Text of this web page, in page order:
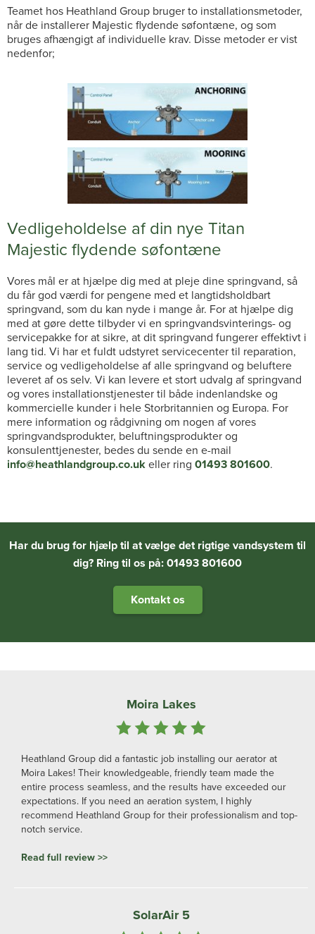
Teamet hos Heathland Group bruger to installationsmetoder,
når de installerer Majestic flydende søfontæne, og som
bruges afhængigt af individuelle krav. Disse metoder er vist
nedenfor;
Vedligeholdelse af din nye Titan
Majestic flydende søfontæne
Vores mål er at hjælpe dig med at pleje dine springvand, så
du får god værdi for pengene med et langtidsholdbart
springvand, som du kan nyde i mange år. For at hjælpe dig
med at gøre dette tilbyder vi en springvandsvinterings- og
servicepakke for at sikre, at dit springvand fungerer effektivt i
lang tid. Vi har et fuldt udstyret servicecenter til reparation,
service og vedligeholdelse af alle springvand og beluftere
leveret af os selv. Vi kan levere et stort udvalg af springvand
og vores installationstjenester til både indenlandske og
kommercielle kunder i hele Storbritannien og Europa. For
mere information og rådgivning om nogen af vores
springvandsprodukter, beluftningsprodukter og
konsulenttjenester, bedes du sende en e-mail
info@heathlandgroup.co.ukeller ring 01493 801600.
Har du brug for hjælp til at vælge det rigtige vandsystem til
dig? Ring til os på: 01493 801600
Kontakt os
Moira Lakes
Heathland Group did a fantastic job installing our aerator at
Moira Lakes! Their knowledgeable, friendly team made the
entire process seamless, and the results have exceeded our
expectations. If you need an aeration system, I highly
recommend Heathland Group for their professionalism and top-
notch service.
Read full review >>
SolarAir 5